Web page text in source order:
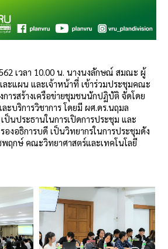
เวลา 10.00 น. นางนงลักษณ์ สมณะ ผู้
ละแผน และเจ้าหน้าที่ เข้าร่วมประชุมคณะ
การสร้างเครือข่ายชุมชนนักปฏิบัติ จัดโดย
ละบริการวิชาการ โดยมี ผศ.ดร.นฤมล
ป็นประธานในการเปิดการประชุม และ
องอธิการบดี เป็นวิทยากรในการประชุมดัง
พฤกษ์คณะวิทยาศาสตร์และเทคโนโลยี